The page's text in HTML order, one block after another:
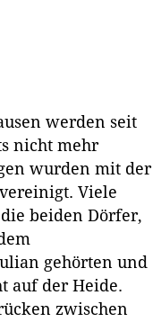
werden seit
nicht mehr
wurden mit der
Viele
beiden Dörfer,
gehörten und
auf der Heide.
zwischen